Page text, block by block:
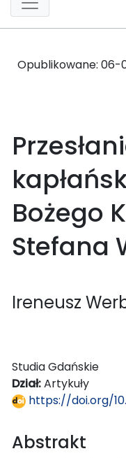
Opublikowane: 06-
Bożego
Stefana
Ireneusz
Studia Gdańskie
Dział:Artykuły
https://doi.org/
Abstrakt